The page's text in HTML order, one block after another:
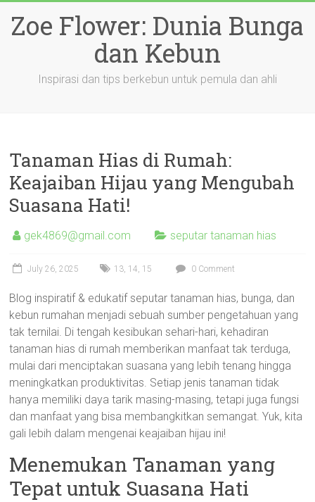
content
Zoe Flower: Dunia Bunga
dan Kebun
Inspirasi dan tips berkebun untuk pemula dan ahli
Tanaman Hias di Rumah:
Keajaiban Hijau yang Mengubah
Suasana Hati!
gek4869@gmail.com seputar tanaman hias
July 26, 2025 13, 14, 15 0 Comment
Blog inspiratif & edukatif seputar tanaman hias, bunga, dan
kebun rumahan menjadi sebuah sumber pengetahuan yang
tak ternilai. Di tengah kesibukan sehari-hari, kehadiran
tanaman hias di rumah memberikan manfaat tak terduga,
mulai dari menciptakan suasana yang lebih tenang hingga
meningkatkan produktivitas. Setiap jenis tanaman tidak
hanya memiliki daya tarik masing-masing, tetapi juga fungsi
dan manfaat yang bisa membangkitkan semangat. Yuk, kita
gali lebih dalam mengenai keajaiban hijau ini!
Menemukan Tanaman yang
Tepat untuk Suasana Hati